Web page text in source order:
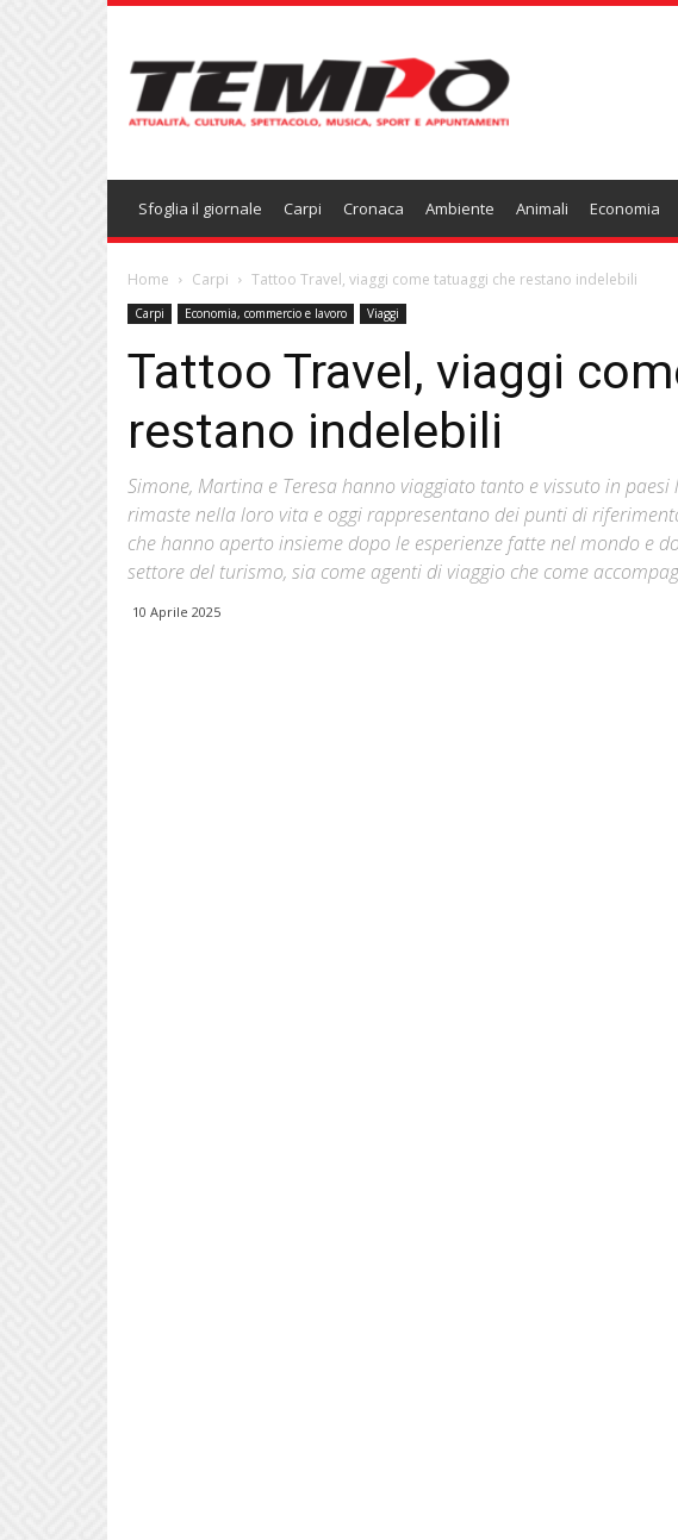
Sfoglia il giornale Carpi Cronaca Ambiente Animali Economia
Home Carpi Tattoo Travel, viaggi come tatuaggi che restano indelebili
Carpi Economia, commercio e lavoro Viaggi
Tattoo Travel, viaggi
restano indelebili
Simone, Martina e Teresa hanno viaggiato tanto e vissuto in
rimaste nella loro vita e oggi rappresentano dei punti di
che hanno aperto insieme dopo le esperienze fatte nel mondo e
settore del turismo, sia come agenti di viaggio che come
10 Aprile 2025